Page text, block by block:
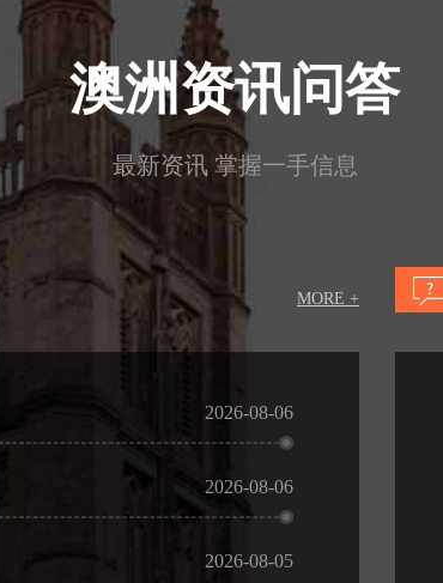
澳洲资讯问答
最新资讯 掌握一手信息
MORE +
2026-08-06
2026-08-06
2026-08-05